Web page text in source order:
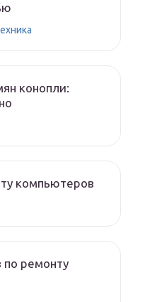
конопли:
компьютеров
по ремонту